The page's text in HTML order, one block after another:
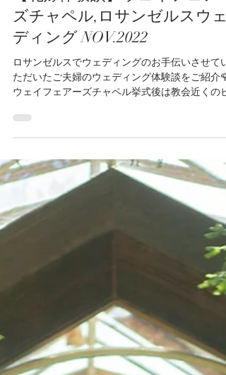
LA Wedding Avenue
2023年1月14日
【花嫁体験談】ウェイフェアー
ズチャペル,ロサンゼルスウェ
ディング NOV.2022
ロサンゼルスでウェディングのお手伝いさせてい
ウェイフェアーズチャペル挙式後は教会近くのビ
ーチでヘアスタイルチェンジをしてロケーション
フォトをお楽しみ頂きました♪ブーケは生花でオ
ダーメイドさせて頂きました♪とっても可愛かっ
た〜...